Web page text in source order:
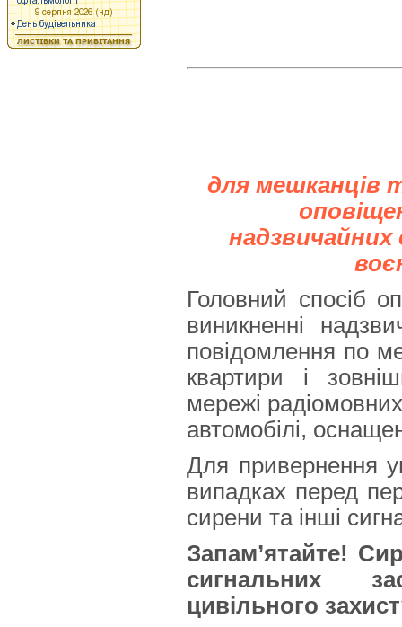
для мешканців
Головний спосіб
виникненні
повідомлення по
квартири і
мережі
автомобілі,
Для привернення
випадках перед
сирени та інші
Запам’ятайте!
сигнальних
цивільного